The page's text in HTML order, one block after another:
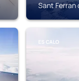
Sant Ferran
ES CALO